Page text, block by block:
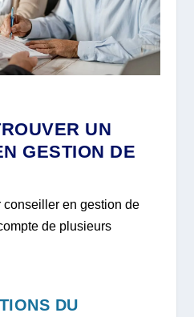
UN
GESTION DE
conseiller en gestion de
de plusieurs
DU